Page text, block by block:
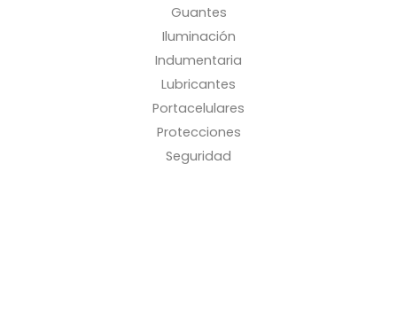
Guantes
Iluminación
Indumentaria
Lubricantes
Portacelulares
Protecciones
Seguridad